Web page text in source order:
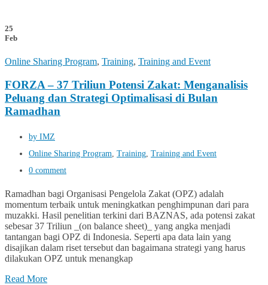
25
Feb
Online Sharing Program, Training, Training and Event
FORZA – 37 Triliun Potensi Zakat: Menganalisis
Peluang dan Strategi Optimalisasi di Bulan
Ramadhan
by IMZ
Online Sharing Program, Training, Training and Event
0 comment
Ramadhan bagi Organisasi Pengelola Zakat (OPZ) adalah
momentum terbaik untuk meningkatkan penghimpunan dari para
muzakki. Hasil penelitian terkini dari BAZNAS, ada potensi zakat
sebesar 37 Triliun _(on balance sheet)_ yang angka menjadi
tantangan bagi OPZ di Indonesia. Seperti apa data lain yang
disajikan dalam riset tersebut dan bagaimana strategi yang harus
dilakukan OPZ untuk menangkap
Read More